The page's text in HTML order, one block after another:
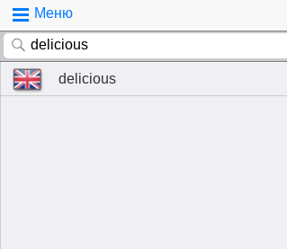
Меню
delicious